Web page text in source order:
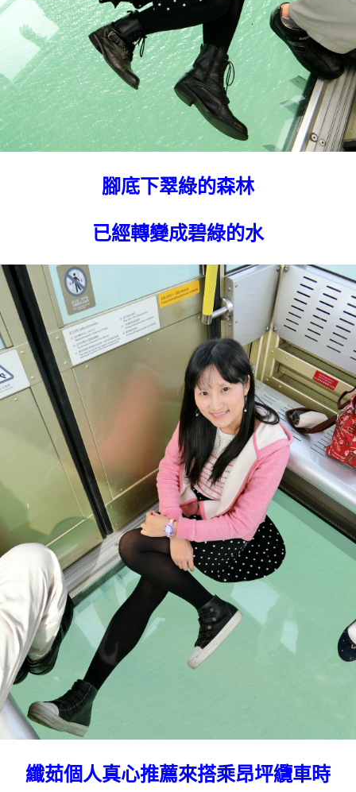
腳底下翠綠的森林
已經轉變成碧綠的水
纖茹個人真心推薦來搭乘昂坪纜車時